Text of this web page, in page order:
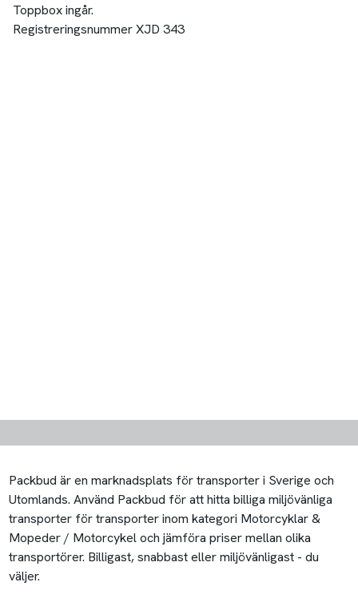
Toppbox ingår.
Registreringsnummer XJD 343
Packbud är en marknadsplats för transporter i Sverige och
Utomlands. Använd Packbud för att hitta billiga miljövänliga
transporter för transporter inom kategori Motorcyklar &
Mopeder / Motorcykel och jämföra priser mellan olika
transportörer. Billigast, snabbast eller miljövänligast - du
väljer.